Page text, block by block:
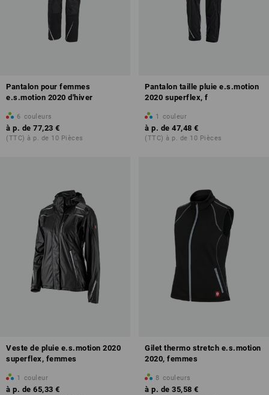
Pantalon pour femmes
e.s.motion 2020 d'hiver
6 couleurs
à p. de 77,23 €
(TTC) à p. de 10 Pièces
Pantalon taille pluie e.s.motion
2020 superflex, f
1 couleur
à p. de 47,48 €
(TTC) à p. de 10 Pièces
Veste de pluie e.s.motion 2020
superflex, femmes
1 couleur
à p. de 65,33 €
Gilet thermo stretch e.s.motion
2020, femmes
8 couleurs
à p. de 35,58 €